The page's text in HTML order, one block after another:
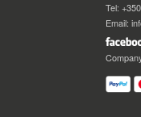
Tel:
Email: